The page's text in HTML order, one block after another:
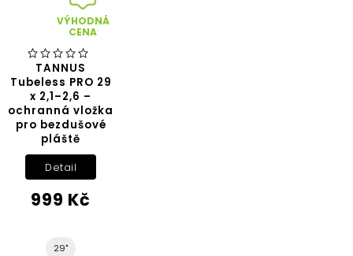
VÝHODNÁ
CENA
TANNUS
Tubeless PRO 29
x 2,1–2,6 –
ochranná vložka
pro bezdušové
pláště
999 Kč
Detail
29"